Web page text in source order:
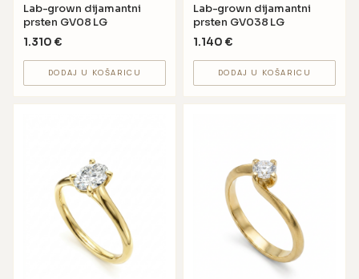
Lab-grown dijamantni
prsten GV08 LG
1.310 €
DODAJ U KOŠARICU
Lab-grown dijamantni
prsten GV038 LG
1.140 €
DODAJ U KOŠARICU